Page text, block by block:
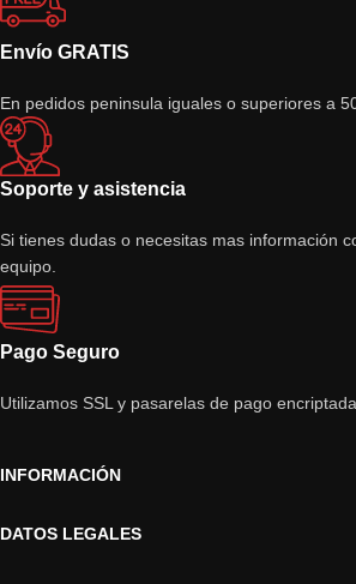
Envío GRATIS
En pedidos peninsula iguales o superiores a
Soporte y asistencia
Si tienes dudas o necesitas mas información
equipo.
Pago Seguro
Utilizamos SSL y pasarelas de pago
INFORMACIÓN
DATOS LEGALES